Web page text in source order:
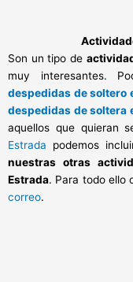
Son un tipo de
muy interesantes.
despedidas de soltero
despedidas de soltera
aquellos que quieran
Estrada podemos
nuestras otras
Estrada. Para todo ello
correo.